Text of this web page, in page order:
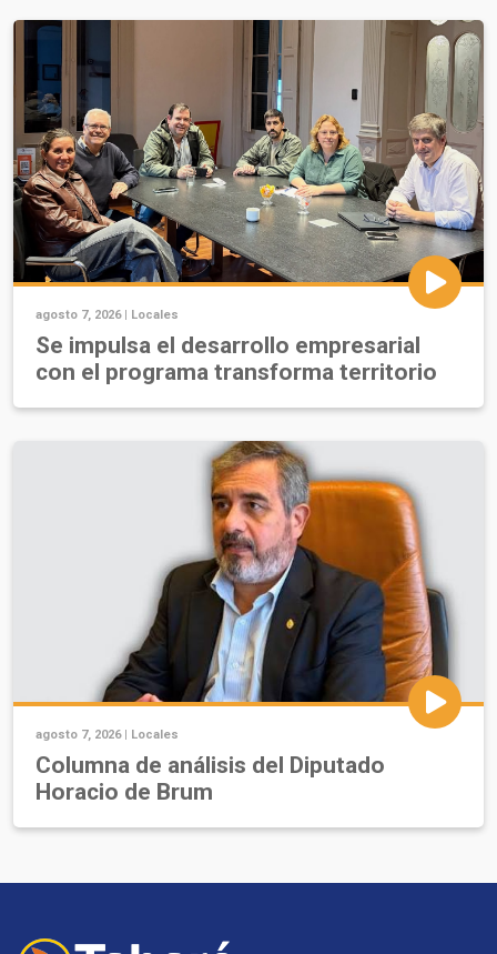
agosto 7, 2026 | Locales
Se impulsa el desarrollo empresarial
con el programa transforma territorio
agosto 7, 2026 | Locales
Columna de análisis del Diputado
Horacio de Brum